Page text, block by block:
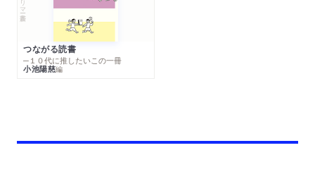
つながる読書
─１０代に推したいこの一冊
小池陽慈編